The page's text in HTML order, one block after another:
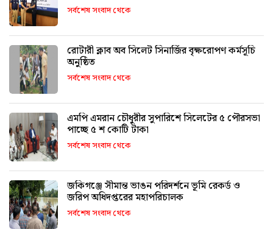
সর্বশেষ সংবাদ থেকে
রোটারী ক্লাব অব সিলেট সিনার্জির বৃক্ষরোপণ কর্মসূচি
অনুষ্ঠিত
সর্বশেষ সংবাদ থেকে
এমপি এমরান চৌধুরীর সুপারিশে সিলেটের ৫ পৌরসভা
পাচ্ছে ৫ শ কোটি টাকা
সর্বশেষ সংবাদ থেকে
জকিগঞ্জে সীমান্ত ভাঙন পরিদর্শনে ভূমি রেকর্ড ও
জরিপ অধিদপ্তরের মহাপরিচালক
সর্বশেষ সংবাদ থেকে